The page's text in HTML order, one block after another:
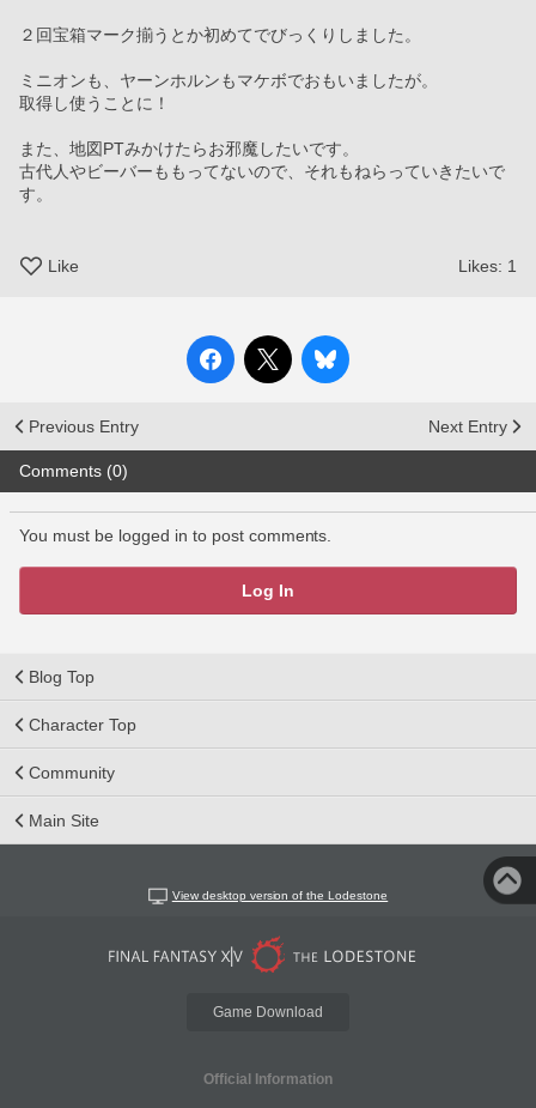
２回宝箱マーク揃うとか初めてでびっくりしました。
ミニオンも、ヤーンホルンもマケボでおもいましたが。
取得し使うことに！
また、地図PTみかけたらお邪魔したいです。
古代人やビーバーももってないので、それもねらっていきたいで
す。
Like Likes: 1
Previous Entry Next Entry
Comments (0)
You must be logged in to post comments.
Log In
Blog Top
Character Top
Community
Main Site
View desktop version of the Lodestone
Game Download
Official Information